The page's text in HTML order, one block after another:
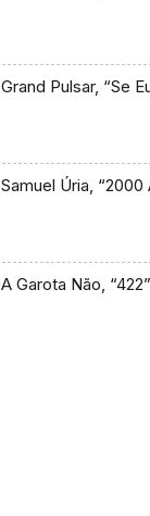
Grand Pulsar, “Se
Samuel Úria, “2000
A Garota Não, “422”